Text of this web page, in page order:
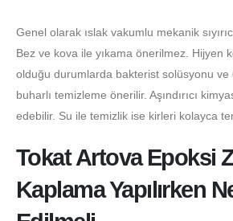
Genel olarak ıslak vakumlu mekanik
Bez ve kova ile yıkama önerilmez. Hijyen
olduğu durumlarda bakterist solüsyonu ve
buharlı temizleme önerilir. Aşındırıcı
edebilir. Su ile temizlik ise kirleri kolayca
Tokat Artova Epoksi
Kaplama Yapılırken